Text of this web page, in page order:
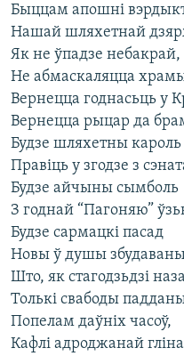
Быццам апошні
Нашай шляхетнай
Як не ўпадзе небакрай,
Не абмаскаляцца
Вернецца годнасьць у
Вернецца рыцар да
Будзе шляхетны кароль
Правіць у згодзе з
Будзе айчыны сымболь
З годнай “Пагоняю”
Будзе сармацкі пасад
Новы ў душы
Што, як стагодзьдзі
Толькі свабоды
Попелам даўніх часоў,
Кафлі адроджанай